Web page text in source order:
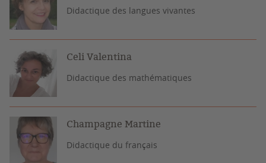
Didactique des langues vivantes
Celi Valentina
Didactique des mathématiques
Champagne Martine
Didactique du français